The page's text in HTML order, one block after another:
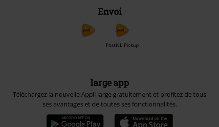
Envoi
PostNL Pickup
large app
Téléchargez la nouvelle Appli large gratuitement et profitez de tous
ses avantages et de toutes ses fonctionnalités.